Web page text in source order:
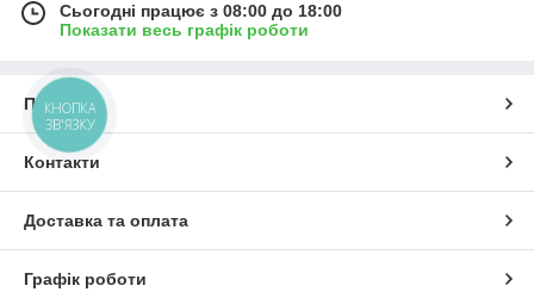
Сьогодні працює з 08:00 до 18:00
Показати весь графік роботи
Про нас
Контакти
Доставка та оплата
Графік роботи
КНОПКА
ЗВ'ЯЗКУ